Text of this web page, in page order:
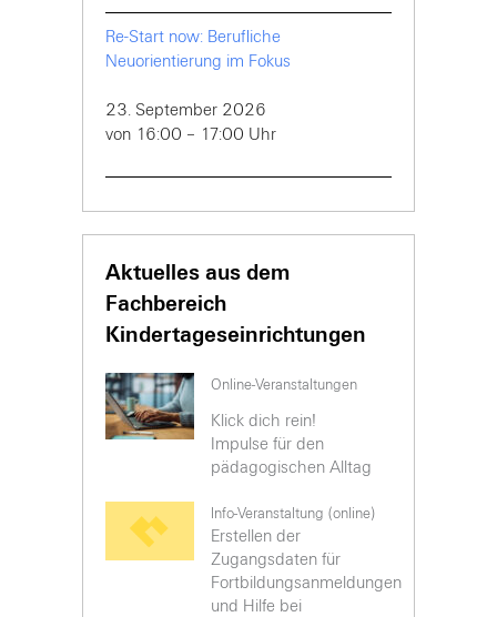
Re-Start now: Berufliche
Neuorientierung im Fokus
23. September 2026
von 16:00 – 17:00 Uhr
Aktuelles aus dem
Fachbereich
Kindertageseinrichtungen
Online-Veranstaltungen
Klick dich rein!
Impulse für den
pädagogischen Alltag
Info-Veranstaltung (online)
Erstellen der
Zugangsdaten für
Fortbildungsanmeldungen
und Hilfe bei